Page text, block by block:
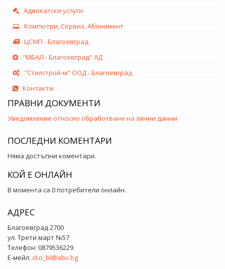
Адвокатски услуги
Компютри, Сервиз, Абонамент
ЦСМП - Благоевград
"МБАЛ - Благоевград" АД
"Стилстрой-м" ООД - Благоевград
Контакти
ПРАВНИ ДОКУМЕНТИ
Уведомление относно обработване на лични данни
ПОСЛЕДНИ КОМЕНТАРИ
Няма достъпни коментари.
КОЙ Е ОНЛАЙН
В момента са 0 потребители онлайн.
АДРЕС
Благоевград 2700
ул. Трети март №57
Телефон: 0879536229
Е-мейл: cko_bl@abv.bg